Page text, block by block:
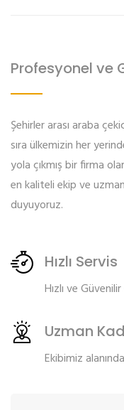
Profesyonel ve
Şehirler arası araba
sıra ülkemizin her
yola çıkmış bir firma
en kaliteli ekip ve
duyuyoruz.
Hızlı Servis
Hızlı ve
Uzman
Ekibimiz